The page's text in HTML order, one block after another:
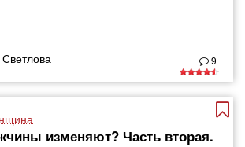
9
изменяют? Часть вторая.